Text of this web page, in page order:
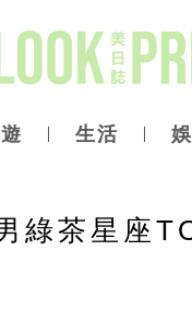
生活
綠茶星座